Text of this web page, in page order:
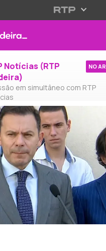
Notícias (RTP
em simultâneo com RTP
NO AR